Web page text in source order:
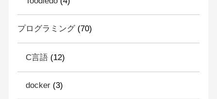
プログラミング(70)
C言語(12)
docker(3)